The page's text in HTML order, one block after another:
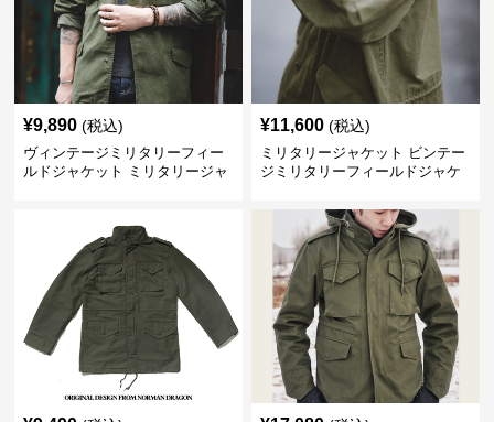
¥9,890 (税込)
ヴィンテージミリタリーフィー
ルドジャケット ミリタリージャ
¥11,600 (税込)
ミリタリージャケット ビンテー
ジミリタリーフィールドジャケ